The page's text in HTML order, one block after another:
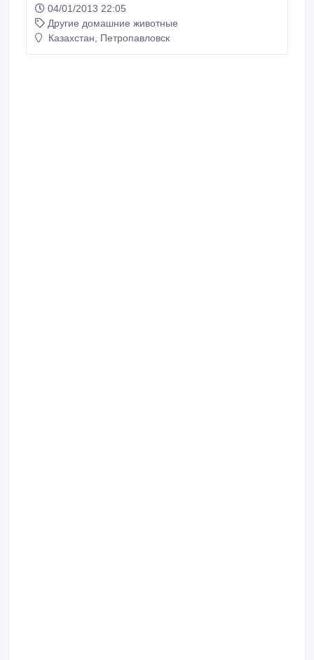
шрамы, растяжки, акне, бородавки,
ожоги.Омолаживающий эффект.Мясо улиток-
деликатесный продукт, обогащено кальцием,
04/01/2013 22:05
Другие домашние животные
Казахстан, Петропавловск